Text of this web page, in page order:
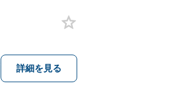
詳細を見る